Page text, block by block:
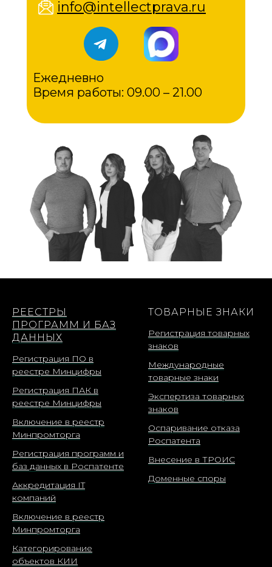
info@intellectprava.ru
Ежедневно
Время работы: 09.00 – 21.00
РЕЕСТРЫ
ПРОГРАММ И БАЗ
ДАННЫХ
Регистрация ПО в
реестре Минцифры
Регистрация ПАК в
реестре Минцифры
Включение в реестр
Минпромторга
Регистрация программ и
баз данных в Роспатенте
Аккредитация IT
компаний
Включение в реестр
Минпромторга
Категорирование
объектов КИИ
ТОВАРНЫЕ ЗНАКИ
Регистрация товарных
знаков
Международные
товарные знаки
Экспертиза товарных
знаков
Оспаривание отказа
Роспатента
Внесение в ТРОИС
Доменные споры